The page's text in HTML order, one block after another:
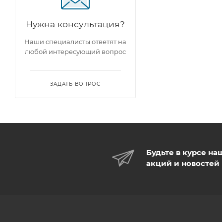
Нужна консультация?
Наши специалисты ответят на
любой интересующий вопрос
ЗАДАТЬ ВОПРОС
Будьте в курсе
акций и новостей